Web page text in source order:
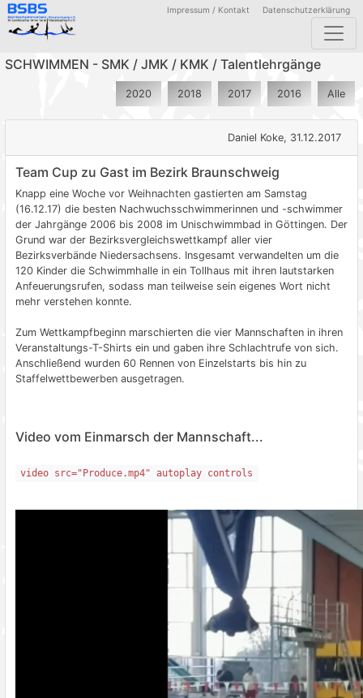
Impressum / Kontakt Datenschutzerklärung
SCHWIMMEN - SMK / JMK / KMK / Talentlehrgänge
2020 2018 2017 2016 Alle
Daniel Koke, 31.12.2017
Team Cup zu Gast im Bezirk Braunschweig
Knapp eine Woche vor Weihnachten gastierten am Samstag
(16.12.17) die besten Nachwuchsschwimmerinnen und -schwimmer
der Jahrgänge 2006 bis 2008 im Unischwimmbad in Göttingen. Der
Grund war der Bezirksvergleichswettkampf aller vier
Bezirksverbände Niedersachsens. Insgesamt verwandelten um die
120 Kinder die Schwimmhalle in ein Tollhaus mit ihren lautstarken
Anfeuerungsrufen, sodass man teilweise sein eigenes Wort nicht
mehr verstehen konnte.
Zum Wettkampfbeginn marschierten die vier Mannschaften in ihren
Veranstaltungs-T-Shirts ein und gaben ihre Schlachtrufe von sich.
Anschließend wurden 60 Rennen von Einzelstarts bis hin zu
Staffelwettbewerben ausgetragen.
Video vom Einmarsch der Mannschaft...
video src="Produce.mp4" autoplay controls